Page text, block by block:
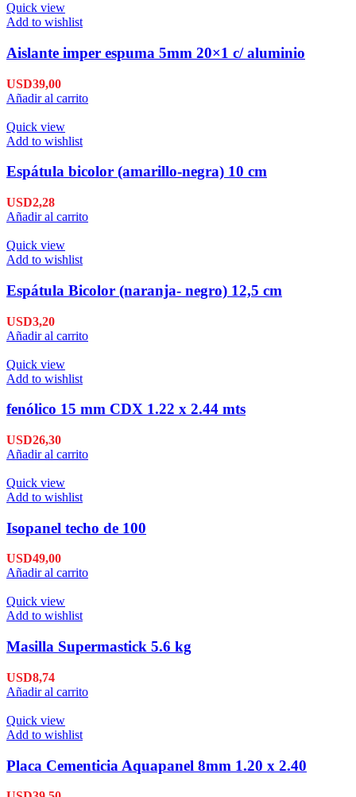
Quick view
Add to wishlist
Aislante imper espuma 5mm 20×1 c/ aluminio
USD39,00
Añadir al carrito
Quick view
Add to wishlist
Espátula bicolor (amarillo-negra) 10 cm
USD2,28
Añadir al carrito
Quick view
Add to wishlist
Espátula Bicolor (naranja- negro) 12,5 cm
USD3,20
Añadir al carrito
Quick view
Add to wishlist
fenólico 15 mm CDX 1.22 x 2.44 mts
USD26,30
Añadir al carrito
Quick view
Add to wishlist
Isopanel techo de 100
USD49,00
Añadir al carrito
Quick view
Add to wishlist
Masilla Supermastick 5.6 kg
USD8,74
Añadir al carrito
Quick view
Add to wishlist
Placa Cementicia Aquapanel 8mm 1.20 x 2.40